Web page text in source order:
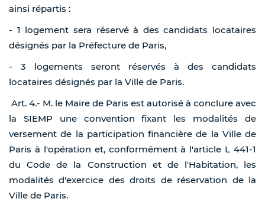
ainsi répartis :
- 1 logement sera réservé à des candidats locataires
désignés par la Préfecture de Paris,
- 3 logements seront réservés à des candidats
locataires désignés par la Ville de Paris.
Art. 4.- M. le Maire de Paris est autorisé à conclure avec
la SIEMP une convention fixant les modalités de
versement de la participation financière de la Ville de
Paris à l'opération et, conformément à l'article L 441-1
du Code de la Construction et de l'Habitation, les
modalités d'exercice des droits de réservation de la
Ville de Paris.